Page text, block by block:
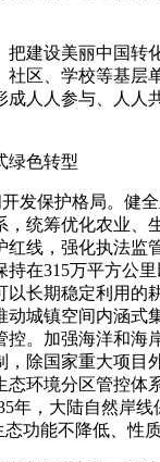
设美丽中国转化
社区、学校等基层
成人人参与、人人
色转型
保护格局。健全
，统筹优化农业、
红线，强化执法监
持在315万平方公
以长期稳定利用的
动城镇空间内涵式
。加强海洋和海
，除国家重大项目
态环境分区管控体
年，大陆自然岸
功能不降低、性质